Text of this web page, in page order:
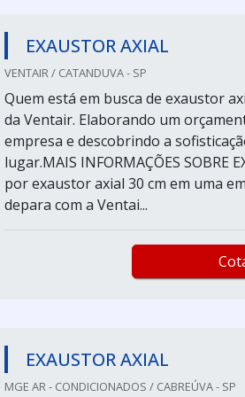
EXAUSTOR AXIAL
VENTAIR / CATANDUVA - SP
Quem está em busca de exaustor
da Ventair. Elaborando um
empresa e descobrindo a
lugar.MAIS INFORMAÇÕES SOBRE
por exaustor axial 30 cm em uma
depara com a Ventai...
EXAUSTOR AXIAL
MGE AR - CONDICIONADOS / CABREÚVA - SP